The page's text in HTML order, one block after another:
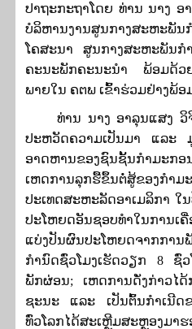
ປາຖະກະຖາໂດຍ ທ່ານ ນາງ ອ
ບໍລິຫານງານສູນກາງສະຫະພັ
ໂຄສະນາ ສູນກາງສະຫະພັນ
ຄະນະພັກຄະນະນໍາ ພ້ອມດ້ວ
ພາຍໃນ ຄຕພ ເຂົ້າຮ່ວມຢ່າງພ້ອ
ທ່ານ ນາງ ອາລຸນແສງ ວິຈິ
ປະຫວັດຄວາມເປັນມາ ແລະ
ອາດຫານຂອງຊົນຊັ້ນກຳມະກອ
ເຫດການລຸກຮື້ຂຶ້ນຕໍ່ສູ້ຂອງກຳມ
ປະເທດສະຫະລັດອາເມລິກາ ໃ
ປະໂຫຍດອັນຊອບທຳໃນການເ
ແບ່ງປັນຜົນປະໂຫຍດຈາກການ
ກຳນົດຊົ່ວໂມງເຮັດວຽກ 8ຊົ່ວ
ພັກຜ່ອນ; ເຫດການດັ່ງກ່າວໄ
ຊະນະ ແລະ ເປັນຕົ້ນກຳເນີດ
ທົ່ວໂລກໄດ້ສະເຫຼີມສະຫຼອງ